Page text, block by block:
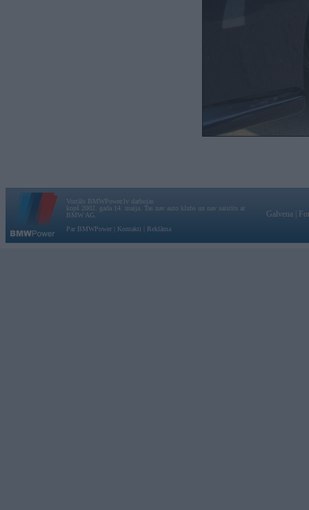
Vortāls BMWPower.lv darbojas
kopš 2002. gada 14. maija. Tas nav auto klubs un nav saistīts ar
BMW AG.
Par BMWPower
Kontakti Reklāma
Galvena